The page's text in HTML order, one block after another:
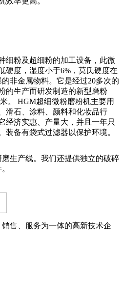
细粉及超细粉的加工设备，此微
硬度，湿度小于6%，莫氏硬度在
非金属物料。它是经过20多次的
的生产而研发制造的新型磨粉
。 HGM超细微粉磨粉机主要用
滑石、涂料、颜料和化妆品行
经济实惠、产量大，并且一年只
装备有袋式过滤器以保护环境。
生产线。我们还提供独立的破碎
售、服务为一体的高新技术企